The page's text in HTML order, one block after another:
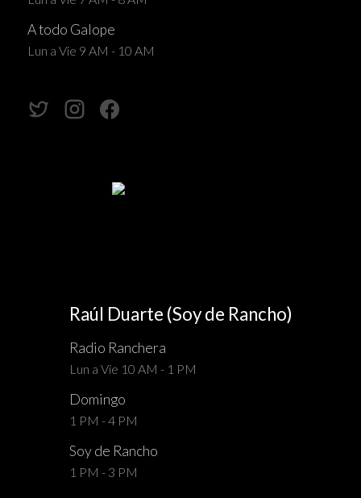
A todo Galope
Lun a Vie 9 AM - 10 AM
Raúl Duarte (Soy de Rancho)
Radio Ranchera
Lun a Vie 10 AM - 1 PM
Domingo
1 PM - 4 PM
Soy de Rancho
1 PM - 3 PM